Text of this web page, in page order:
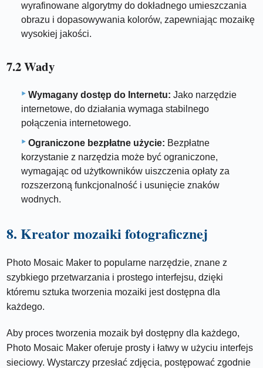
wyrafinowane algorytmy do dokładnego umieszczania
obrazu i dopasowywania kolorów, zapewniając mozaikę
wysokiej jakości.
7.2 Wady
Wymagany dostęp do Internetu: Jako narzędzie
internetowe, do działania wymaga stabilnego
połączenia internetowego.
Ograniczone bezpłatne użycie: Bezpłatne
korzystanie z narzędzia może być ograniczone,
wymagając od użytkowników uiszczenia opłaty za
rozszerzoną funkcjonalność i usunięcie znaków
wodnych.
8. Kreator mozaiki fotograficznej
Photo Mosaic Maker to popularne narzędzie, znane z
szybkiego przetwarzania i prostego interfejsu, dzięki
któremu sztuka tworzenia mozaiki jest dostępna dla
każdego.
Aby proces tworzenia mozaik był dostępny dla każdego,
Photo Mosaic Maker oferuje prosty i łatwy w użyciu interfejs
sieciowy. Wystarczy przesłać zdjęcia, postępować zgodnie